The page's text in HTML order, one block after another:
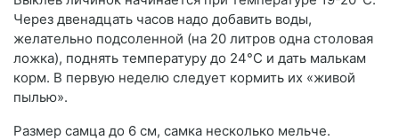
Через двенадцать часов надо добавить воды,
желательно подсоленной (на 20 литров одна столовая
ложка), поднять температуру до 24°С и дать малькам
корм. В первую неделю следует кормить их «живой
пылью».
Размер самца до 6 см, самка несколько мельче.